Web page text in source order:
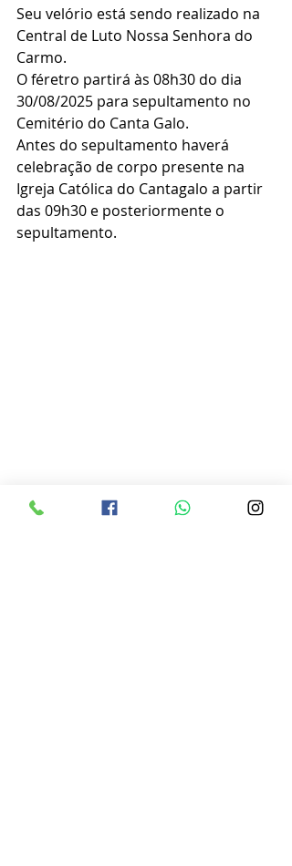
Seu velório está sendo realizado na
Central de Luto Nossa Senhora do
Carmo.
O féretro partirá às 08h30 do dia
30/08/2025 para sepultamento no
Cemitério do Canta Galo.
Antes do sepultamento haverá
celebração de corpo presente na
Igreja Católica do Cantagalo a partir
das 09h30 e posteriormente o
sepultamento.